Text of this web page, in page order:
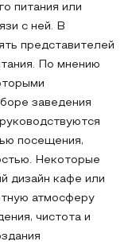
питания или
с ней. В
представителей
По мнению
заведения
посещения,
Некоторые
дизайн кафе или
атмосферу
чистота и